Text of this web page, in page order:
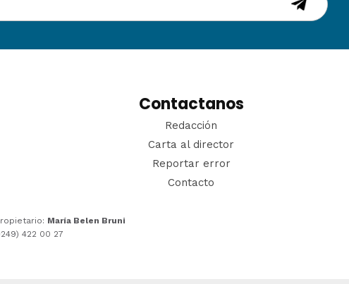
Contactanos
Redacción
Carta al director
Reportar error
Contacto
María Belen Bruni
422 00 27